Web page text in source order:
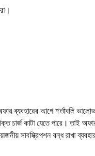
ব্যবহারের আগে শর্তাবলি
চার্জ কাটা যেতে পারে। তাই
সাবস্ক্রিপশন বন্ধ রাখা